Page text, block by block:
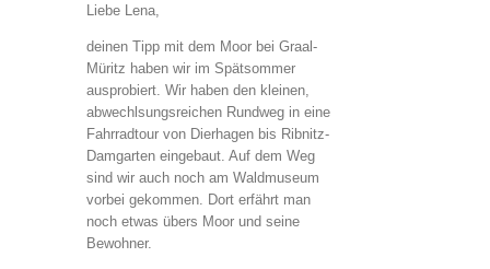
Liebe Lena,
deinen Tipp mit dem Moor bei Graal-
Müritz haben wir im Spätsommer
ausprobiert. Wir haben den kleinen,
abwechlsungsreichen Rundweg in eine
Fahrradtour von Dierhagen bis Ribnitz-
Damgarten eingebaut. Auf dem Weg
sind wir auch noch am Waldmuseum
vorbei gekommen. Dort erfährt man
noch etwas übers Moor und seine
Bewohner.